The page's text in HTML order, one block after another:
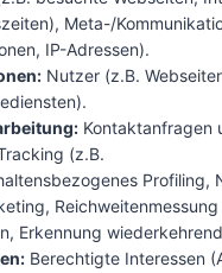
Meta-/
IP-Adressen).
Nutzer (z.B.
Kontaktanfragen
(z.B.
Profiling,
Reichweitenmessung
Erkennung
Berechtigte Interessen